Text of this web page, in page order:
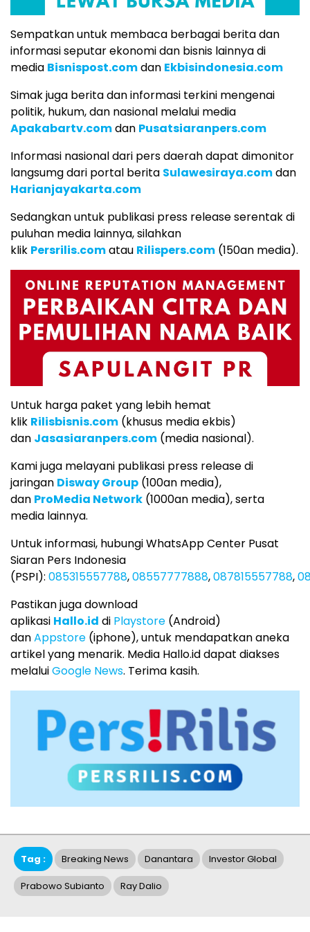
Sempatkan untuk membaca berbagai berita dan
informasi seputar ekonomi dan bisnis lainnya di
media Bisnispost.comdan Ekbisindonesia.com
Simak juga berita dan informasi terkini mengenai
politik, hukum, dan nasional melalui media
Apakabartv.comdan Pusatsiaranpers.com
Informasi nasional dari pers daerah dapat dimonitor
langsumg dari portal berita Sulawesiraya.comdan
Harianjayakarta.com
Sedangkan untuk publikasi press release serentak di
puluhan media lainnya, silahkan
klik Persrilis.comatau Rilispers.com (150an media).
Untuk harga paket yang lebih hemat
klik Rilisbisnis.com (khusus media ekbis)
dan Jasasiaranpers.com (media nasional).
Kami juga melayani publikasi press release di
jaringan Disway Group (100an media),
dan ProMedia Network (1000an media), serta
media lainnya.
Untuk informasi, hubungi WhatsApp Center Pusat
Siaran Pers Indonesia
(PSPI): 085315557788,08557777888,087815557788,
Pastikan juga download
aplikasi Hallo.id di Playstore (Android)
danAppstore (iphone), untuk mendapatkan aneka
artikel yang menarik. Media Hallo.id dapat diakses
melaluiGoogle News. Terima kasih.
Tag : Breaking News Danantara Investor Global
Prabowo Subianto Ray Dalio